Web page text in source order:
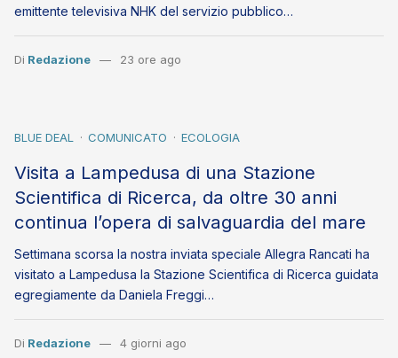
emittente televisiva NHK del servizio pubblico…
Di Redazione 23 ore ago
BLUE DEAL COMUNICATO ECOLOGIA
Visita a Lampedusa di una Stazione
Scientifica di Ricerca, da oltre 30 anni
continua l’opera di salvaguardia del mare
Settimana scorsa la nostra inviata speciale Allegra Rancati ha
visitato a Lampedusa la Stazione Scientifica di Ricerca guidata
egregiamente da Daniela Freggi…
Di Redazione 4 giorni ago